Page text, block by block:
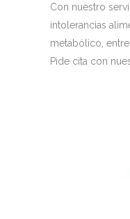
Con nuestro
intolerancias
metabólico, entre
Pide cita con